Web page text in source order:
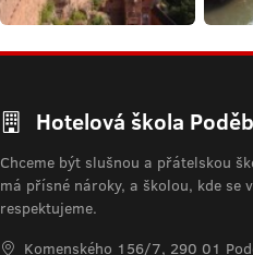
Hotelová škola
Chceme být slušnou a přátelskou
má přísné nároky, a školou, kde se
respektujeme.
Komenského 156/7, 290 01